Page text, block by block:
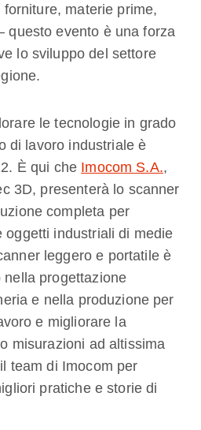
materie prime,
questo evento è una forza
lo sviluppo del settore
le tecnologie in grado
di lavoro industriale è
È qui che Imocom S.A.,
3D, presenterà lo scanner
completa per
oggetti industriali di medie
leggero e portatile è
progettazione
e nella produzione per
e migliorare la
misurazioni ad altissima
team di Imocom per
pratiche e storie di